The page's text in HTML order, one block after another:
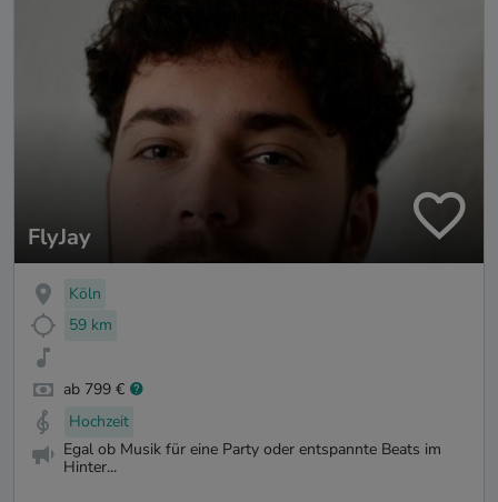
FlyJay
Köln
59 km
ab 799 €
Hochzeit
Egal ob Musik für eine Party oder entspannte Beats im
Hinter...